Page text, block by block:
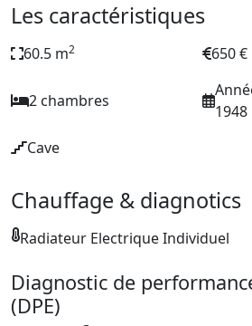
Les caractéristiques
60.5 m2 650 €
2 chambres
1948
Cave
Chauffage & diagnotics
Radiateur Electrique Individuel
Diagnostic de
(DPE)